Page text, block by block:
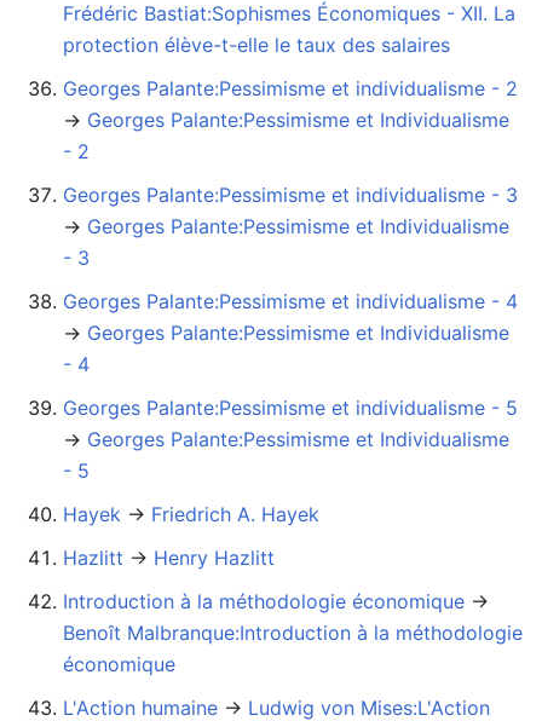
Frédéric Bastiat:Sophismes Économiques - XII. La
protection élève-t-elle le taux des salaires
Georges Palante:Pessimisme et individualisme - 2
→‎ Georges Palante:Pessimisme et Individualisme
- 2
Georges Palante:Pessimisme et individualisme - 3
→‎ Georges Palante:Pessimisme et Individualisme
- 3
Georges Palante:Pessimisme et individualisme - 4
→‎ Georges Palante:Pessimisme et Individualisme
- 4
Georges Palante:Pessimisme et individualisme - 5
→‎ Georges Palante:Pessimisme et Individualisme
- 5
Hayek →‎ Friedrich A. Hayek
Hazlitt →‎ Henry Hazlitt
Introduction à la méthodologie économique →‎
Benoît Malbranque:Introduction à la méthodologie
économique
L'Action humaine →‎ Ludwig von Mises:L'Action